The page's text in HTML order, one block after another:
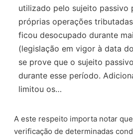
utilizado pelo sujeito passivo
próprias operações
ficou desocupado durante
(legislação em vigor à data
se prove que o sujeito
durante esse período.
limitou os…
A este respeito importa notar
verificação de determinadas